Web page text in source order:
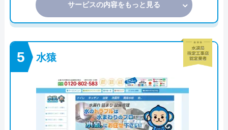
サービスの内容をもっと見る
水猿